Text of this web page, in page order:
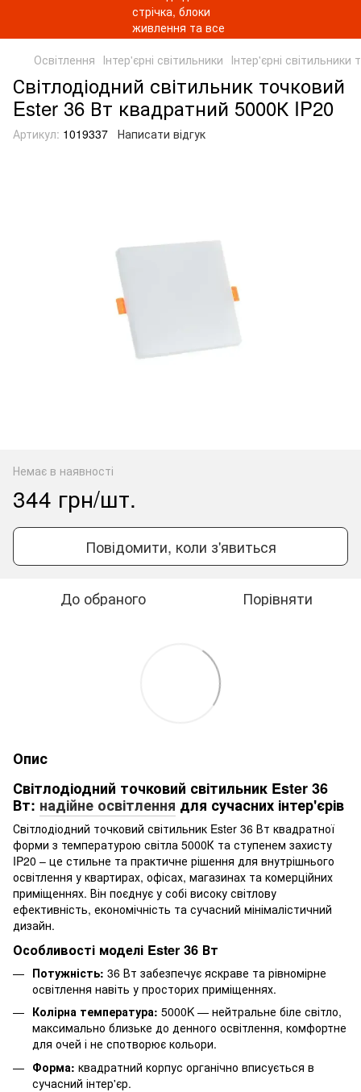
Освітлення Інтер'єрні світильники Інтер'єрні світильники
Світлодіодний світильник точковий
Ester 36 Вт квадратний 5000К IP20
Артикул: 1019337 Написати відгук
Немає в наявності
344 грн/шт.
Повідомити, коли з'явиться
До обраного Порівняти
Опис
Світлодіодний точковий світильник Ester 36
Вт: надійне освітлення для сучасних інтер'єрів
Світлодіодний точковий світильник Ester 36 Вт квадратної
форми з температурою світла 5000К та ступенем захисту
IP20 – це стильне та практичне рішення для внутрішнього
освітлення у квартирах, офісах, магазинах та комерційних
приміщеннях. Він поєднує у собі високу світлову
ефективність, економічність та сучасний мінімалістичний
дизайн.
Особливості моделі Ester 36 Вт
Потужність: 36 Вт забезпечує яскраве та рівномірне
освітлення навіть у просторих приміщеннях.
Колірна температура: 5000K — нейтральне біле світло,
максимально близьке до денного освітлення, комфортне
для очей і не спотворює кольори.
Форма: квадратний корпус органічно вписується в
сучасний інтер'єр.